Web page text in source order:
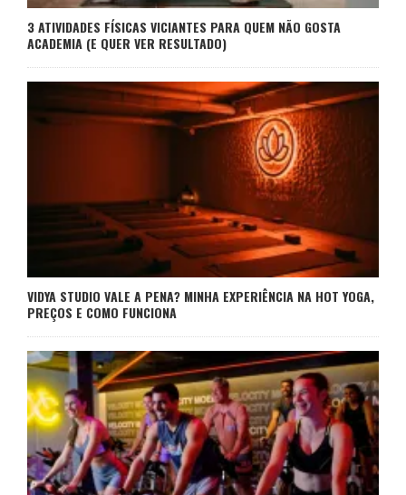
3 ATIVIDADES FÍSICAS VICIANTES PARA QUEM NÃO GOSTA
ACADEMIA (E QUER VER RESULTADO)
VIDYA STUDIO VALE A PENA? MINHA EXPERIÊNCIA NA HOT YOGA,
PREÇOS E COMO FUNCIONA